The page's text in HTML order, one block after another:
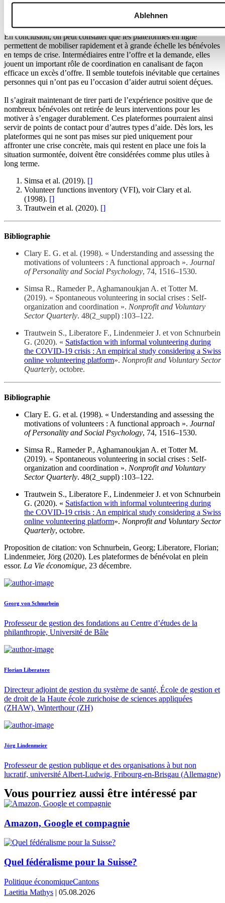
Ablehnen
Au-delà de la pandémie
En conclusion, on peut constater que les plateformes en ligne
permettent de mobiliser rapidement et à grande échelle les bénévoles
en temps de crise. Intermédiaires entre l’offre et la demande, elles
jouent un important rôle de coordination en canalisant de façon
efficace un excès d’offre. Il semble toutefois inévitable que certaines
personnes qui n’ont pas eu l’occasion d’aider autrui soient déçues.
Il s’agirait maintenant de tirer parti de l’expérience positive que de
nombreux bénévoles ont retirée de leurs interventions pour les
motiver à s’engager durablement. Ces plateformes pourraient ainsi
servir de points de contact pour d’autres types d’aide. Dès lors, les
plateformes qui ne sont pas mises sur pied uniquement pour
affronter une crise concrète, mais qui restent en place une fois la
situation surmontée, doivent être considérées comme plus utiles à
long terme.
Simsa et al. (2019). []
Volunteer functions inventory (VFI), voir Clary et al.
(1998). []
Trautwein et al. (2020). []
Bibliographie
Clary E. G. et al. (1998). « Understanding and assessing the
motivations of volunteers : A functional approach ». Journal
of Personality and Social Psychology, 74, 1516–1530.
Simsa R., Rameder P., Aghamanoukjan A. et Totter M.
(2019). « Spontaneous volunteering in social crises : Self-
organization and coordination ». Nonprofit and Voluntary
Sector Quarterly. 48(2_suppl) :103–122.
Trautwein S., Liberatore F., Lindenmeier J. et von Schnurbein
G. (2020). « Satisfaction with informal volunteering during
the COVID-19 crisis : An empirical study considering a Swiss
online volunteering platform». Nonprofit and Voluntary Sector
Quarterly, octobre.
Bibliographie
Clary E. G. et al. (1998). « Understanding and assessing the
motivations of volunteers : A functional approach ». Journal
of Personality and Social Psychology, 74, 1516–1530.
Simsa R., Rameder P., Aghamanoukjan A. et Totter M.
(2019). « Spontaneous volunteering in social crises : Self-
organization and coordination ». Nonprofit and Voluntary
Sector Quarterly. 48(2_suppl) :103–122.
Trautwein S., Liberatore F., Lindenmeier J. et von Schnurbein
G. (2020). « Satisfaction with informal volunteering during
the COVID-19 crisis : An empirical study considering a Swiss
online volunteering platform». Nonprofit and Voluntary Sector
Quarterly, octobre.
Proposition de citation: von Schnurbein, Georg; Liberatore, Florian;
Lindenmeier, Jörg (2020). Les plateformes de bénévolat en plein
essor. La Vie économique, 23 décembre.
Georg von Schnurbein
Professeur de gestion des fondations au Centre d’études de la
philanthropie, Université de Bâle
Florian Liberatore
Directeur adjoint de gestion du système de santé, École de gestion et
de droit de la Haute école zurichoise de sciences appliquées
(ZHAW), Winterthour (ZH)
Jörg Lindenmeier
Professeur de gestion publique et des organisations à but non
lucratif, université Albert-Ludwig, Fribourg-en-Brisgau (Allemagne)
Vous pourriez aussi être intéressé par
Amazon, Google et compagnie
Quel fédéralisme pour la Suisse?
Politique économiqueCantons
Laetitia Mathys | 05.08.2026